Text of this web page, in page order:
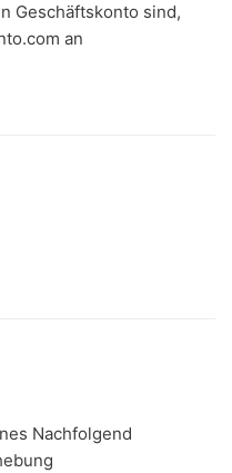
Geschäftskonto sind,
an
Nachfolgend